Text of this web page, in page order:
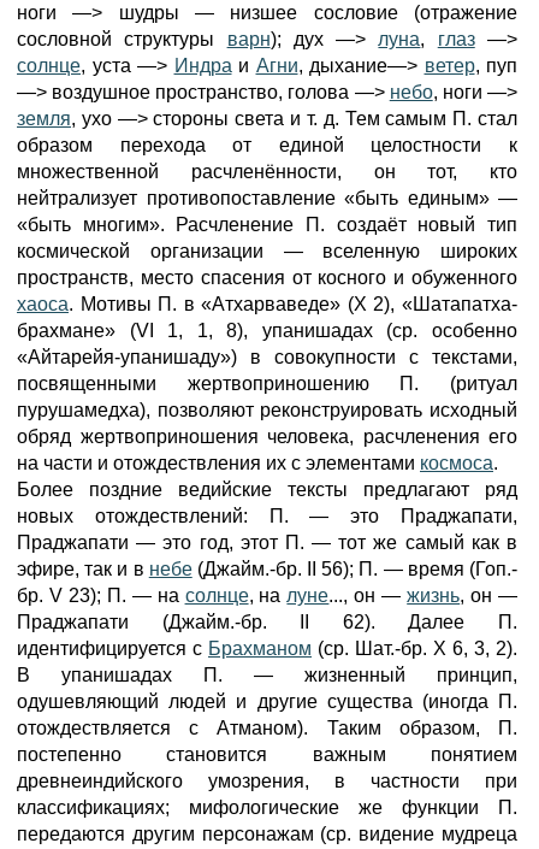
ноги —> шудры — низшее сословие (отражение
сословной структуры варн); дух —> луна, глаз—>
солнце, уста —> Индра и Агни, дыхание—> ветер, пуп
—> воздушное пространство, голова —> небо, ноги —>
земля, ухо —> стороны света и т. д. Тем самым П. стал
образом перехода от единой целостности к
множественной расчленённости, он тот, кто
нейтрализует противопоставление «быть единым» —
«быть многим». Расчленение П. создаёт новый тип
космической организации — вселенную широких
пространств, место спасения от косного и обуженного
хаоса. Мотивы П. в «Атхарваведе» (X 2), «Шатапатха-
брахмане» (VI 1, 1, 8), упанишадах (ср. особенно
«Айтарейя-упанишаду») в совокупности с текстами,
посвященными жертвоприношению П. (ритуал
пурушамедха), позволяют реконструировать исходный
обряд жертвоприношения человека, расчленения его
на части и отождествления их с элементами космоса.
Более поздние ведийские тексты предлагают ряд
новых отождествлений: П. — это Праджапати,
Праджапати — это год, этот П. — тот же самый как в
эфире, так и в небе(Джайм.-бр. II 56); П. — время (Гоп.-
бр. V 23); П. — на солнце, на луне..., он —жизнь, он —
Праджапати (Джайм.-бр. II 62). Далее П.
идентифицируется с Брахманом (ср. Шат.-бр. X 6, 3, 2).
В упанишадах П. — жизненный принцип,
одушевляющий людей и другие существа (иногда П.
отождествляется с Атманом). Таким образом, П.
постепенно становится важным понятием
древнеиндийского умозрения, в частности при
классификациях; мифологические же функции П.
передаются другим персонажам (ср. видение мудреца